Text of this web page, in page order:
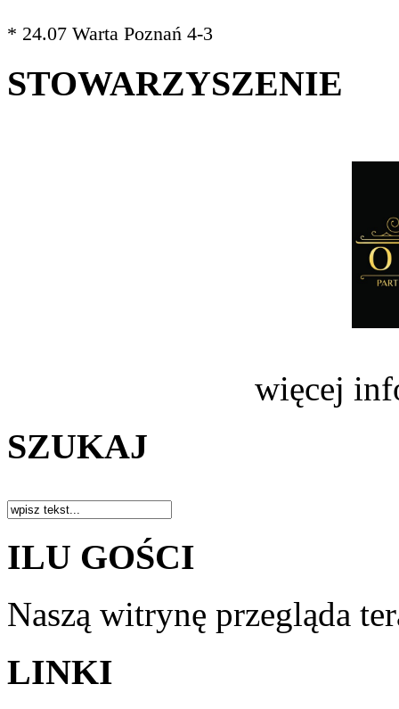
* 24.07 Warta Poznań 4-3
STOWARZYSZENIE
więcej
SZUKAJ
ILU GOŚCI
Naszą witrynę przegląda
LINKI